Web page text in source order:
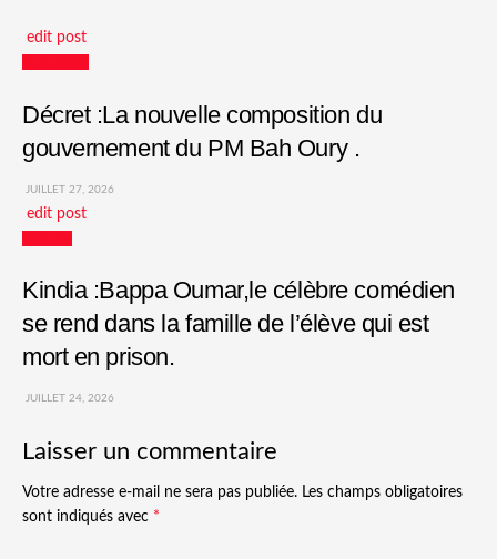
edit post
Décret :La nouvelle composition du
gouvernement du PM Bah Oury .
JUILLET 27, 2026
edit post
Kindia :Bappa Oumar,le célèbre comédien
se rend dans la famille de l’élève qui est
mort en prison.
JUILLET 24, 2026
Laisser un commentaire
Votre adresse e-mail ne sera pas publiée. Les champs obligatoires
sont indiqués avec *